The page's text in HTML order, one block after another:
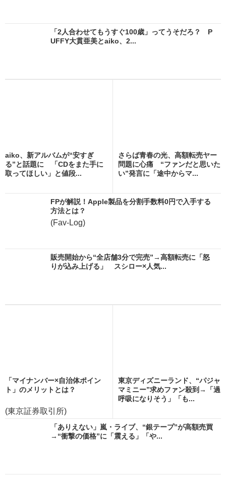
「2人合わせてもうすぐ100歳」ってうそだろ？ P
UFFY大貫亜美とaiko、2...
aiko、新アルバムが“安すぎ
る”と話題に 「CDをまた手に
取ってほしい」と値段...
さらば青春の光、高額転売ヤー
問題に心痛 “ファンだと思いた
い”発言に「途中からマ...
FPが解説！Apple製品を分割手数料0円で入手する
方法とは？
(Fav-Log)
販売開始から“全店舗3分で完売”→高額転売に「怒
りが込み上げる」 スシロー×人気...
「マイナンバー×自治体ポイン
ト」のメリットとは？
(東京証券取引所)
東京ディズニーランド、“パジャ
マミニー”求めファン殺到→「過
呼吸になりそう」「も...
「ありえない」嵐・ライブ、“銀テープ”が高額売買
→“衝撃の価格”に「震える」「や...